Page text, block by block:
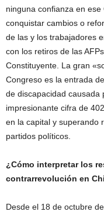
ninguna confianza en
conquistar cambios o
de las y los trabajadores
con los retiros de las
Constituyente. La gran
Congreso es la entrada
de discapacidad causada
impresionante cifra de
en la capital y superando
partidos políticos.
¿Cómo interpretar los
contrarrevolución en
Desde el 18 de octubre